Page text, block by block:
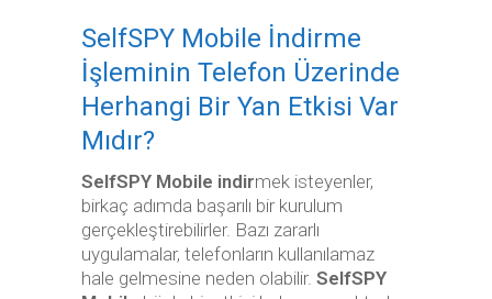
SelfSPY Mobile İndirme
İşleminin Telefon Üzerinde
Herhangi Bir Yan Etkisi Var
Mıdır?
SelfSPY Mobile indirmek isteyenler,
birkaç adımda başarılı bir kurulum
gerçekleştirebilirler. Bazı zararlı
uygulamalar, telefonların kullanılamaz
hale gelmesine neden olabilir. SelfSPY